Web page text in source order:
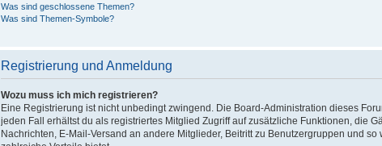
Was sind geschlossene Themen?
Was sind Themen-Symbole?
Registrierung und Anmeldung
Wozu muss ich mich registrieren?
Eine Registrierung ist nicht unbedingt zwingend. Die Board-Administration dieses
jeden Fall erhältst du als registriertes Mitglied Zugriff auf zusätzliche Funktionen, die
Nachrichten, E-Mail-Versand an andere Mitglieder, Beitritt zu Benutzergruppen und